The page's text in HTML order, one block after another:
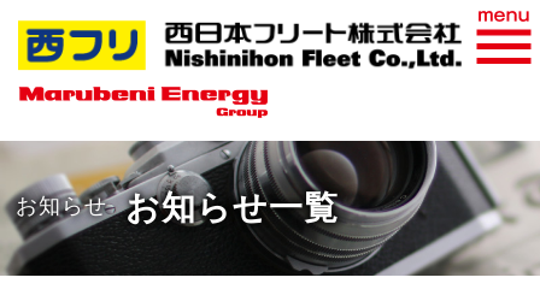
おすすめ商品
WEB請求書
お知らせ お知らせ一覧